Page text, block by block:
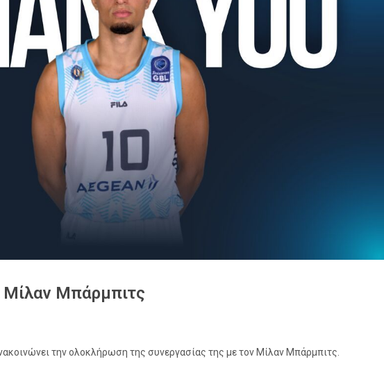
Μίλαν Μπάρμπιτς
την ολοκλήρωση της συνεργασίας της με τον Μίλαν Μπάρμπιτς.